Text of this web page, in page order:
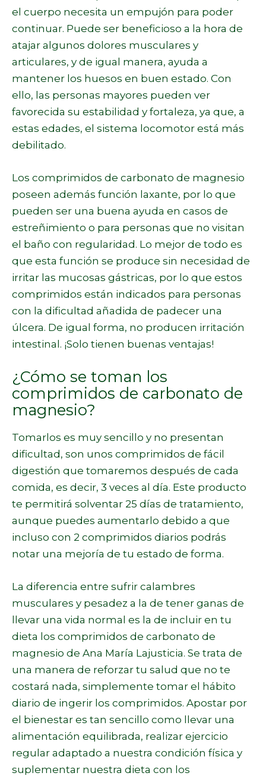
el cuerpo necesita un empujón para poder
continuar. Puede ser beneficioso a la hora de
atajar algunos dolores musculares y
articulares, y de igual manera, ayuda a
mantener los huesos en buen estado. Con
ello, las personas mayores pueden ver
favorecida su estabilidad y fortaleza, ya que, a
estas edades, el sistema locomotor está más
debilitado.
Los comprimidos de carbonato de magnesio
poseen además función laxante, por lo que
pueden ser una buena ayuda en casos de
estreñimiento o para personas que no visitan
el baño con regularidad. Lo mejor de todo es
que esta función se produce sin necesidad de
irritar las mucosas gástricas, por lo que estos
comprimidos están indicados para personas
con la dificultad añadida de padecer una
úlcera. De igual forma, no producen irritación
intestinal. ¡Solo tienen buenas ventajas!
¿Cómo se toman los
comprimidos de carbonato de
magnesio?
Tomarlos es muy sencillo y no presentan
dificultad, son unos comprimidos de fácil
digestión que tomaremos después de cada
comida, es decir, 3 veces al día. Este producto
te permitirá solventar 25 días de tratamiento,
aunque puedes aumentarlo debido a que
incluso con 2 comprimidos diarios podrás
notar una mejoría de tu estado de forma.
La diferencia entre sufrir calambres
musculares y pesadez a la de tener ganas de
llevar una vida normal es la de incluir en tu
dieta los comprimidos de carbonato de
magnesio de Ana María Lajusticia. Se trata de
una manera de reforzar tu salud que no te
costará nada, simplemente tomar el hábito
diario de ingerir los comprimidos. Apostar por
el bienestar es tan sencillo como llevar una
alimentación equilibrada, realizar ejercicio
regular adaptado a nuestra condición física y
suplementar nuestra dieta con los